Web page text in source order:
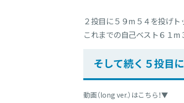
２投目に５９m５４を投げト
これまでの自己ベスト６１m
そして続く５投目
動画（long ver.）はこちら！▼